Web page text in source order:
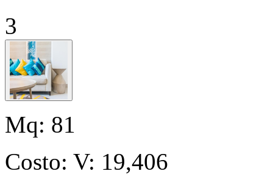
3
Mq: 81
Costo: V: 19,406